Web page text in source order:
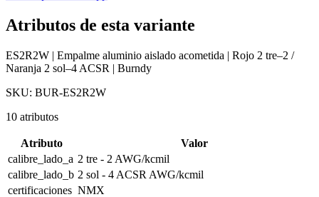
Atributos de esta variante
ES2R2W | Empalme aluminio aislado acometida | Rojo 2 tre–2 /
Naranja 2 sol–4 ACSR | Burndy
SKU: BUR-ES2R2W
10 atributos
Atributo
Valor
calibre_lado_a 2 tre - 2 AWG/kcmil
calibre_lado_b 2 sol - 4 ACSR AWG/kcmil
certificaciones NMX